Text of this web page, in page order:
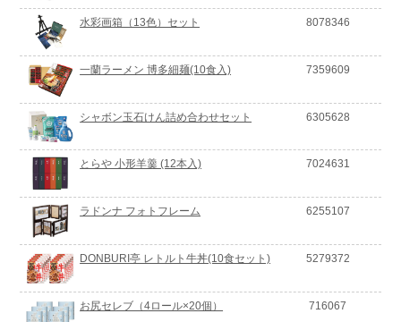
水彩画箱（13色）セット 8078346
一蘭ラーメン 博多細麺(10食入) 7359609
シャボン玉石けん詰め合わせセット 6305628
とらや 小形羊羹 (12本入) 7024631
ラドンナ フォトフレーム 6255107
DONBURI亭 レトルト牛丼(10食セット) 5279372
お尻セレブ（4ロール×20個） 716067